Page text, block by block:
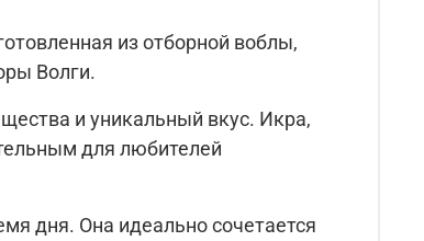
из отборной воблы,
Волги.
и уникальный вкус. Икра,
для любителей
дня. Она идеально сочетается